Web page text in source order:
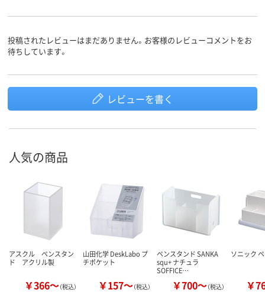
投稿されたレビューはまだありません。お客様のレビューコメントをお
待ちしています。
レビューを書く
人気の商品
アスクル ペンスタン
ド アクリル製
￥366～（税込）
山田化学 DeskLabo プ
チポケット
￥157～（税込）
ペンスタンド SANKA
squ+ ナチュラ
SOFFICE…
￥700～（税込）
ソニック
￥